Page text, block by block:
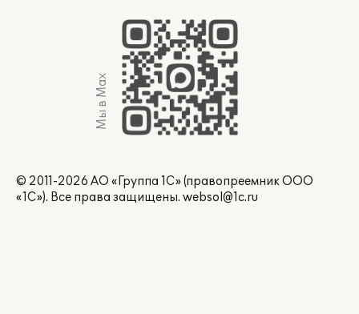
Мы в Max
© 2011-2026 АО «Группа 1С» (правопреемник ООО
«1С»). Все права защищены. websol@1c.ru